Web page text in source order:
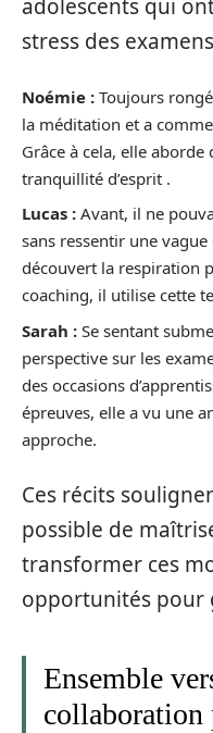
adolescents qui
stress des
Noémie : Toujours
la méditation et a
Grâce à cela, elle
tranquillité d’esprit .
Lucas : Avant, il ne
sans ressentir une
découvert la respiration
coaching, il utilise cette
Sarah : Se sentant
perspective sur les
des occasions
épreuves, elle a vu une
approche.
Ces récits
possible de
transformer ces
opportunités pour
Ensemble
collaboration